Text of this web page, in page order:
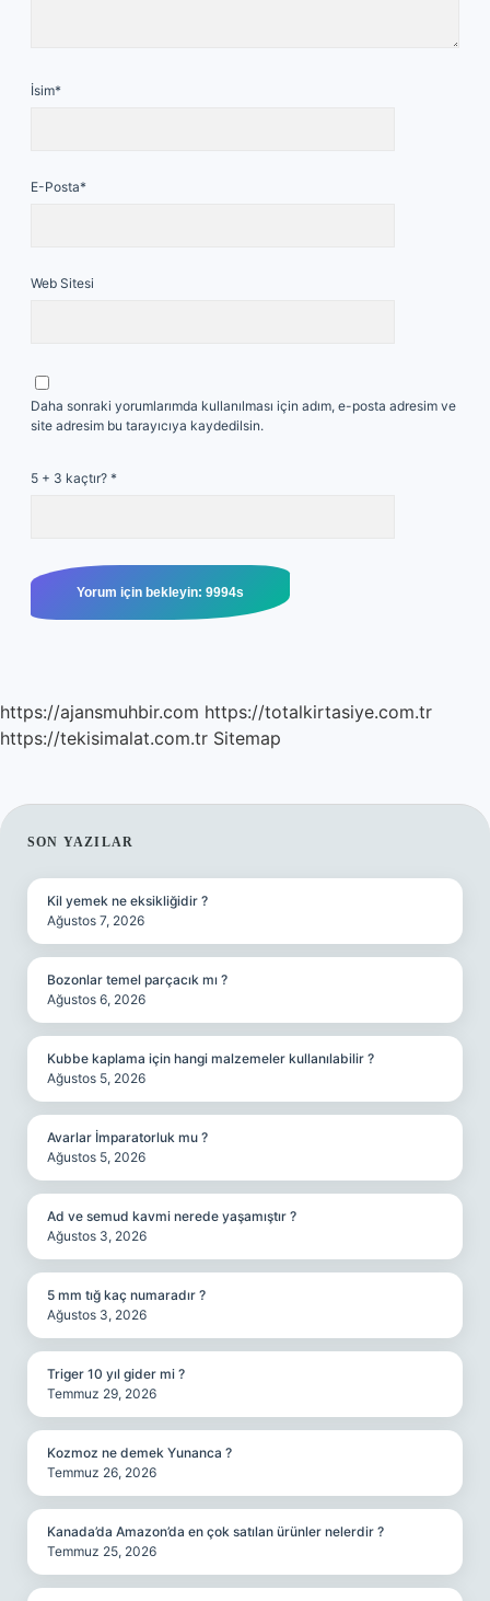
İsim*
E-Posta*
Web Sitesi
Daha sonraki yorumlarımda kullanılması için adım, e-posta adresim ve
site adresim bu tarayıcıya kaydedilsin.
5 + 3 kaçtır? *
https://ajansmuhbir.com https://totalkirtasiye.com.tr
https://tekisimalat.com.tr Sitemap
SIDEBAR
SON YAZILAR
Kil yemek ne eksikliğidir ?
Ağustos 7, 2026
Bozonlar temel parçacık mı ?
Ağustos 6, 2026
Kubbe kaplama için hangi malzemeler kullanılabilir ?
Ağustos 5, 2026
Avarlar İmparatorluk mu ?
Ağustos 5, 2026
Ad ve semud kavmi nerede yaşamıştır ?
Ağustos 3, 2026
5 mm tığ kaç numaradır ?
Ağustos 3, 2026
Triger 10 yıl gider mi ?
Temmuz 29, 2026
Kozmoz ne demek Yunanca ?
Temmuz 26, 2026
Kanada’da Amazon’da en çok satılan ürünler nelerdir ?
Temmuz 25, 2026